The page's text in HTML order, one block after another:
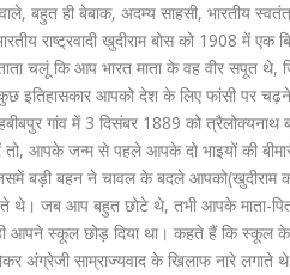
बहुत ही बेबाक, अदम्य साहसी, भारतीय
राष्ट्रवादी खुदीराम बोस को 1908 में
चलूं कि आप भारत माता के वह वीर सपूत थे,
कुछ इतिहासकार आपको देश के लिए फांसी पर
गांव में 3 दिसंबर 1889 को
तो, आपके जन्म से पहले आपके दो भाइयों की
बड़ी बहन ने चावल के बदले आपको(खुदीराम
थे। जब आप बहुत छोटे थे, तभी आपके माता-
आपने स्कूल छोड़ दिया था। कहते हैं कि स्कूल
साम्राज्यवाद के खिलाफ नारे लगाते थे।